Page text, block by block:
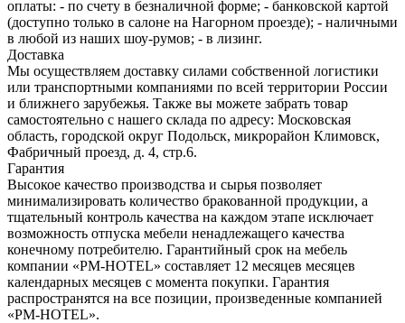
оплаты: - по счету в безналичной форме; - банковской картой
(доступно только в салоне на Нагорном проезде); - наличными
в любой из наших шоу-румов; - в лизинг.
Доставка
Мы осуществляем доставку силами собственной логистики
или транспортными компаниями по всей территории России
и ближнего зарубежья. Также вы можете забрать товар
самостоятельно с нашего склада по адресу: Московская
область, городcкой округ Подольск, микрорайон Климовск,
Фабричный проезд, д. 4, стр.6.
Гарантия
Высокое качество производства и сырья позволяет
минимализировать количество бракованной продукции, а
тщательный контроль качества на каждом этапе исключает
возможность отпуска мебели ненадлежащего качества
конечному потребителю. Гарантийный срок на мебель
компании «PM-HOTEL» составляет 12 месяцев месяцев
календарных месяцев с момента покупки. Гарантия
распространятся на все позиции, произведенные компанией
«PM-HOTEL».